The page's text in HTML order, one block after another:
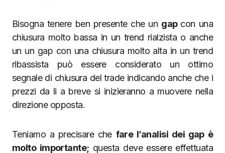
Bisogna tenere ben presente che un gap con una
chiusura molto bassa in un trend rialzista o anche
un un gap con una chiusura molto alta in un trend
ribassista può essere considerato un ottimo
segnale di chiusura del trade indicando anche che i
prezzi da li a breve si inizieranno a muovere nella
direzione opposta.
Teniamo a precisare che fare l’analisi dei gap è
molto importante; questa deve essere effettuata